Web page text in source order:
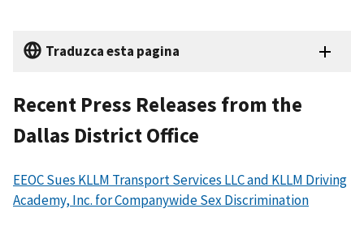
Traduzca esta pagina
Recent Press Releases from the
Dallas District Office
EEOC Sues KLLM Transport Services LLC and KLLM Driving
Academy, Inc. for Companywide Sex Discrimination